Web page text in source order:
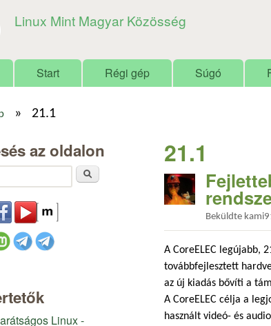
Linux Mint Magyar Közösség
Start Régi gép Súgó
» 21.1
21.1
Beküldte
A CoreELEC legújabb,
továbbfejlesztett
az új kiadás bővíti a
A CoreELEC célja a
használt videó- és
az oldalon
Linux -